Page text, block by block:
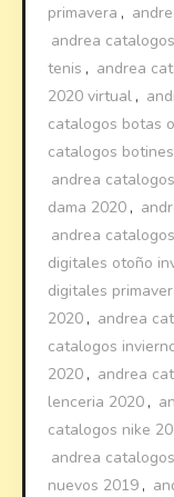
primavera ,
andrea
tenis , andrea
2020 virtual ,
catalogos botas
catalogos botines
andrea
dama 2020 ,
andrea
digitales otoño
digitales
2020 , andrea
catalogos
2020 , andrea
lenceria 2020 ,
catalogos nike
andrea
nuevos 2019 ,